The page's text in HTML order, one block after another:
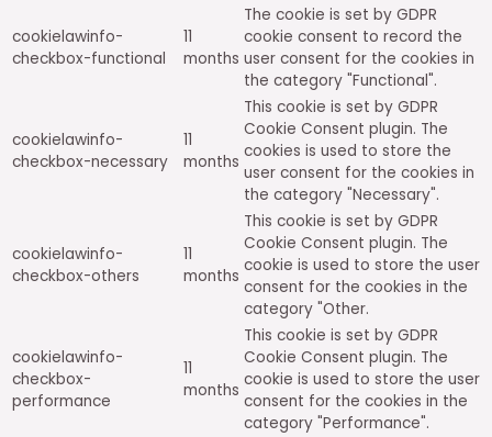
cookielawinfo-
checkbox-functional
11
months
The cookie is set by GDPR
cookie consent to record the
user consent for the cookies in
the category "Functional".
cookielawinfo-
checkbox-necessary
11
months
This cookie is set by GDPR
Cookie Consent plugin. The
cookies is used to store the
user consent for the cookies in
the category "Necessary".
cookielawinfo-
checkbox-others
11
months
This cookie is set by GDPR
Cookie Consent plugin. The
cookie is used to store the user
consent for the cookies in the
category "Other.
cookielawinfo-
checkbox-
performance
11
months
This cookie is set by GDPR
Cookie Consent plugin. The
cookie is used to store the user
consent for the cookies in the
category "Performance".